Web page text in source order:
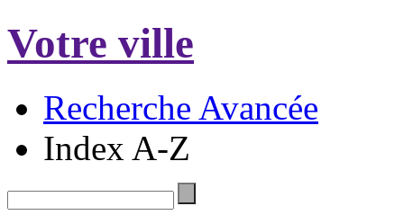
Votre ville
Recherche Avancée
Index A-Z